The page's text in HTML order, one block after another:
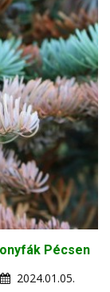
Pécsen
2024.01.05.